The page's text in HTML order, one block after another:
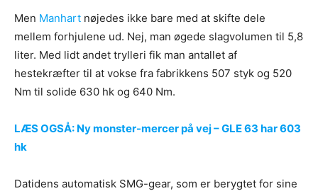
Men Manhart nøjedes ikke bare med at skifte dele
mellem forhjulene ud. Nej, man øgede slagvolumen til 5,8
liter. Med lidt andet trylleri fik man antallet af
hestekræfter til at vokse fra fabrikkens 507 styk og 520
Nm til solide 630 hk og 640 Nm.
LÆS OGSÅ: Ny monster-mercer på vej – GLE 63 har 603
hk
Datidens automatisk SMG-gear, som er berygtet for sine